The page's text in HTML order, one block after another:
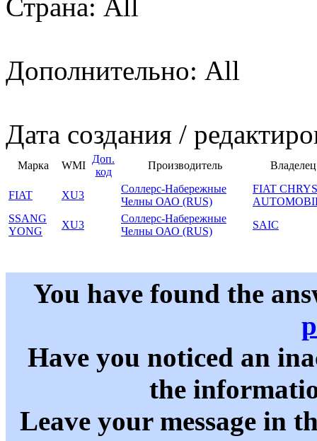
Страна: All
Дополнительно: All
Дата создания /
Марка WMI
Доп.
код
Производитель
FIAT XU3
Соллерс-Набережные
Челны ОАО (RUS)
FIAT
SSANG
YONG
XU3
Соллерс-Набережные
Челны ОАО (RUS)
SAIC
You have found the
Have you noticed an
the
Leave your message in